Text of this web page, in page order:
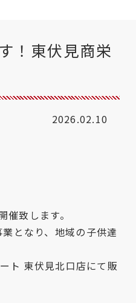
！東伏見商栄
2026.02.10
致します。
となり、地域の子供達
ト 東伏見北口店にて販